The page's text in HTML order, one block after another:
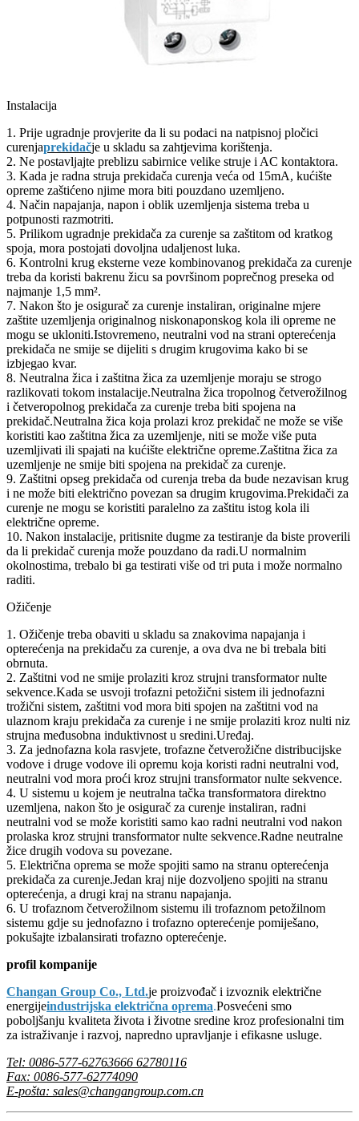
Instalacija
1. Prije ugradnje provjerite da li su podaci na natpisnoj pločici
curenjaprekidačje u skladu sa zahtjevima korištenja.
2. Ne postavljajte preblizu sabirnice velike struje i AC kontaktora.
3. Kada je radna struja prekidača curenja veća od 15mA, kućište
opreme zaštićeno njime mora biti pouzdano uzemljeno.
4. Način napajanja, napon i oblik uzemljenja sistema treba u
potpunosti razmotriti.
5. Prilikom ugradnje prekidača za curenje sa zaštitom od kratkog
spoja, mora postojati dovoljna udaljenost luka.
6. Kontrolni krug eksterne veze kombinovanog prekidača za curenje
treba da koristi bakrenu žicu sa površinom poprečnog preseka od
najmanje 1,5 mm².
7. Nakon što je osigurač za curenje instaliran, originalne mjere
zaštite uzemljenja originalnog niskonaponskog kola ili opreme ne
mogu se ukloniti.Istovremeno, neutralni vod na strani opterećenja
prekidača ne smije se dijeliti s drugim krugovima kako bi se
izbjegao kvar.
8. Neutralna žica i zaštitna žica za uzemljenje moraju se strogo
razlikovati tokom instalacije.Neutralna žica tropolnog četverožilnog
i četveropolnog prekidača za curenje treba biti spojena na
prekidač.Neutralna žica koja prolazi kroz prekidač ne može se više
koristiti kao zaštitna žica za uzemljenje, niti se može više puta
uzemljivati ​​ili spajati na kućište električne opreme.Zaštitna žica za
uzemljenje ne smije biti spojena na prekidač za curenje.
9. Zaštitni opseg prekidača od curenja treba da bude nezavisan krug
i ne može biti električno povezan sa drugim krugovima.Prekidači za
curenje ne mogu se koristiti paralelno za zaštitu istog kola ili
električne opreme.
10. Nakon instalacije, pritisnite dugme za testiranje da biste proverili
da li prekidač curenja može pouzdano da radi.U normalnim
okolnostima, trebalo bi ga testirati više od tri puta i može normalno
raditi.
Ožičenje
1. Ožičenje treba obaviti u skladu sa znakovima napajanja i
opterećenja na prekidaču za curenje, a ova dva ne bi trebala biti
obrnuta.
2. Zaštitni vod ne smije prolaziti kroz strujni transformator nulte
sekvence.Kada se usvoji trofazni petožični sistem ili jednofazni
trožični sistem, zaštitni vod mora biti spojen na zaštitni vod na
ulaznom kraju prekidača za curenje i ne smije prolaziti kroz nulti niz
strujna međusobna induktivnost u sredini.Uređaj.
3. Za jednofazna kola rasvjete, trofazne četverožične distribucijske
vodove i druge vodove ili opremu koja koristi radni neutralni vod,
neutralni vod mora proći kroz strujni transformator nulte sekvence.
4. U sistemu u kojem je neutralna tačka transformatora direktno
uzemljena, nakon što je osigurač za curenje instaliran, radni
neutralni vod se može koristiti samo kao radni neutralni vod nakon
prolaska kroz strujni transformator nulte sekvence.Radne neutralne
žice drugih vodova su povezane.
5. Električna oprema se može spojiti samo na stranu opterećenja
prekidača za curenje.Jedan kraj nije dozvoljeno spojiti na stranu
opterećenja, a drugi kraj na stranu napajanja.
6. U trofaznom četverožilnom sistemu ili trofaznom petožilnom
sistemu gdje su jednofazno i ​​trofazno opterećenje pomiješano,
pokušajte izbalansirati trofazno opterećenje.
profil kompanije
Changan Group Co., Ltd.je proizvođač i izvoznik električne
energijeindustrijska električna oprema.Posvećeni smo
poboljšanju kvaliteta života i životne sredine kroz profesionalni tim
za istraživanje i razvoj, napredno upravljanje i efikasne usluge.
Tel: 0086-577-62763666 62780116
Fax: 0086-577-62774090
E-pošta: sales@changangroup.com.cn